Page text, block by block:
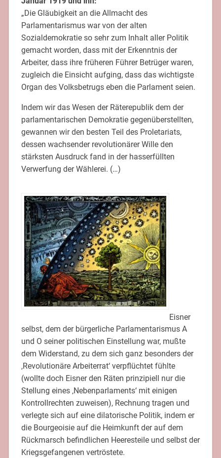
„Die Gläubigkeit an die Allmacht des
Parlamentarismus war von der alten
Sozialdemokratie so sehr zum Inhalt aller Politik
gemacht worden, dass mit der Erkenntnis der
Arbeiter, dass ihre früheren Führer Betrüger waren,
zugleich die Einsicht aufging, dass das wichtigste
Organ des Volksbetrugs eben die Parlament seien.
Indem wir das Wesen der Räterepublik dem der
parlamentarischen Demokratie gegenüberstellten,
gewannen wir den besten Teil des Proletariats,
dessen wachsender revolutionärer Wille den
stärksten Ausdruck fand in der hasserfüllten
Verwerfung der Wählerei. (…)
Eisner
selbst, dem der bürgerliche Parlamentarismus A
und O seiner politischen Einstellung war, mußte
dem Widerstand, zu dem sich ganz besonders der
‚Revolutionäre Arbeiterrat‘ verpflüchtet fühlte
(wollte doch Eisner den Räten prinzipiell nur die
Stellung eines ‚Nebenparlaments‘ mit einigen
Kontrollrechten zuweisen), Rechnung tragen und
verlegte sich auf eine dilatorische Politik, indem er
die Bourgeoisie auf die Heimkunft der auf dem
Rückmarsch befindlichen Heeresteile und selbst der
Kriegsgefangenen vertröstete.